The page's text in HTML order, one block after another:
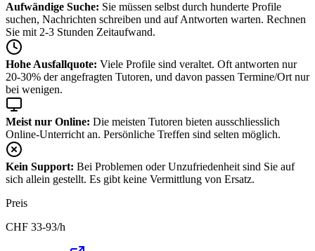
Aufwändige Suche: Sie müssen selbst durch hunderte Profile
suchen, Nachrichten schreiben und auf Antworten warten. Rechnen
Sie mit 2-3 Stunden Zeitaufwand.
Hohe Ausfallquote: Viele Profile sind veraltet. Oft antworten nur
20-30% der angefragten Tutoren, und davon passen Termine/Ort nur
bei wenigen.
Meist nur Online: Die meisten Tutoren bieten ausschliesslich
Online-Unterricht an. Persönliche Treffen sind selten möglich.
Kein Support: Bei Problemen oder Unzufriedenheit sind Sie auf
sich allein gestellt. Es gibt keine Vermittlung von Ersatz.
Preis
CHF 33-93/h